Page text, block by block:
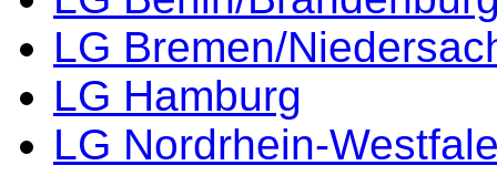
LG Bremen/
LG Hamburg
LG Nordrhein-